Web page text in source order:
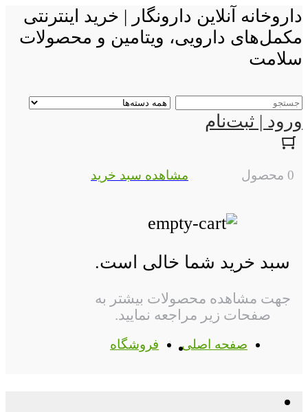
داروخانه آنلاین دارونگار | خرید اینترنتی
مکمل‌های دارویی، ویتامین و محصولات
سلامت
ورود | ثبت‌نام
0 محصول مشاهده سبد خرید
سبد خرید شما خالی است.
جهت مشاهده محصولات بیشتر به
صفحات زیر مراجعه نمایید.
صفحه اصلی فروشگاه